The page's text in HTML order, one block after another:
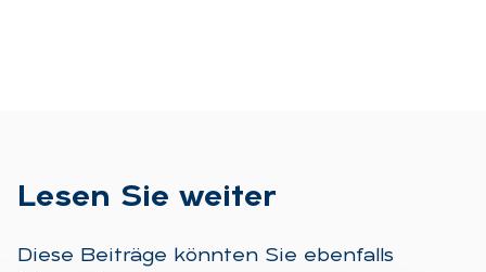
Le­sen Sie wei­ter
Diese Beiträge könnten Sie ebenfalls